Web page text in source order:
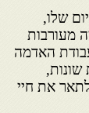
שלו,
מעורבות
האדמה
שונות,
את חיי